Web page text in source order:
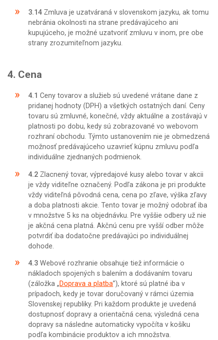
3.14 Zmluva je uzatváraná v slovenskom jazyku, ak tomu
nebránia okolnosti na strane predávajúceho ani
kupujúceho, je možné uzatvoriť zmluvu v inom, pre obe
strany zrozumiteľnom jazyku.
4. Cena
4.1 Ceny tovarov a služieb sú uvedené vrátane dane z
pridanej hodnoty (DPH) a všetkých ostatných daní. Ceny
tovaru sú zmluvné, konečné, vždy aktuálne a zostávajú v
platnosti po dobu, kedy sú zobrazované vo webovom
rozhraní obchodu. Týmto ustanovením nie je obmedzená
možnosť predávajúceho uzavrieť kúpnu zmluvu podľa
individuálne zjednaných podmienok.
4.2 Zlacnený tovar, výpredajové kusy alebo tovar v akcii
je vždy viditeľne označený. Podľa zákona je pri produkte
vždy viditeľná pôvodná cena, cena po zľave, výška zľavy
a doba platnosti akcie. Tento tovar je možný odobrať iba
v množstve 5 ks na objednávku. Pre vyššie odbery už nie
je akčná cena platná. Akčnú cenu pre vyšší odber môže
potvrdiť iba dodatočne predávajúci po individuálnej
dohode.
4.3 Webové rozhranie obsahuje tiež informácie o
nákladoch spojených s balením a dodávaním tovaru
(záložka „Doprava a platba”), ktoré sú platné iba v
prípadoch, kedy je tovar doručovaný v rámci územia
Slovenskej republiky. Pri každom produkte je uvedená
dostupnosť dopravy a orientačná cena; výsledná cena
dopravy sa následne automaticky vypočíta v košíku
podľa kombinácie produktov a ich množstva.